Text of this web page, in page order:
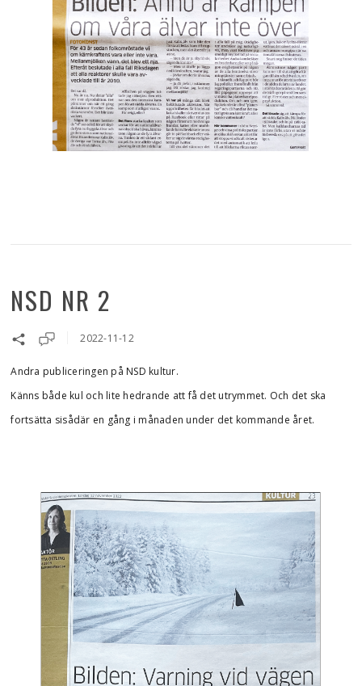
NSD NR 2
2022-11-12
Andra publiceringen på NSD kultur.
Känns både kul och lite hedrande att få det utrymmet. Och det ska
fortsätta sisådär en gång i månaden under det kommande året.